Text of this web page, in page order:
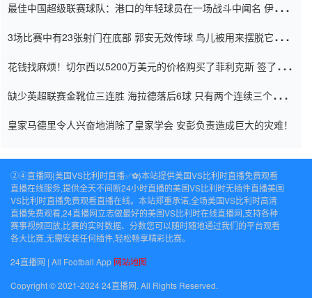
最佳中国超级联赛球队：港口的年轻球员在一场战斗中闻名 伊万放
3场比赛中有23张射门在底部 郭安无效传球 鸟儿被用来摆脱它
花钱找麻烦！切尔西以5200万美元的价格购买了菲利克斯 签了7年
缺少英超联赛金靴位三连胜 海拉德落后6球 只有两个连续三个连续
皇家马德里令人兴奋地消除了皇家学会 安彭负责造成巨大的灾难！
②④直播网{美国VS比利时直播✅⚽️}本站提供美国VS比利时直播免费观看
直播在线服务,提供全天不间断24小时直播的美国VS比利时无插件直播美国
VS比利时直播免费观看直播在线。本站郑重承诺,全场美国VS比利时高清
直播免费观看,24直播网立志做最好的美国VS比利时在线直播网,支持各种
赛事视频回放,比赛的实时数据、分数您可以随时随地通过我们的平台观看
各大比赛,无需安装任何插件,轻松畅享精彩比赛。
24直播网 | All Football App 网站地图
Copyright © 2021-2024 24直播网. All Rights Reserved.